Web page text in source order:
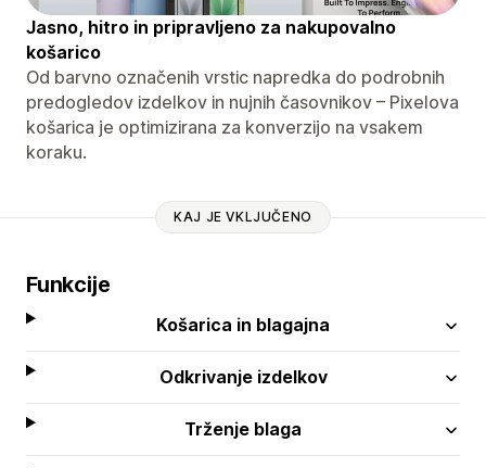
Jasno, hitro in pripravljeno za nakupovalno
košarico
Od barvno označenih vrstic napredka do podrobnih
predogledov izdelkov in nujnih časovnikov – Pixelova
košarica je optimizirana za konverzijo na vsakem
koraku.
KAJ JE VKLJUČENO
Funkcije
Košarica in blagajna
Odkrivanje izdelkov
Trženje blaga